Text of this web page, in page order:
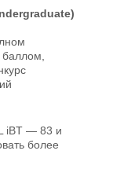
iBT — 83 и
более